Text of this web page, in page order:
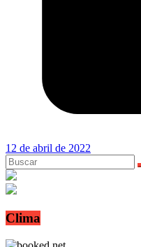
12 de abril de 2022
Clima